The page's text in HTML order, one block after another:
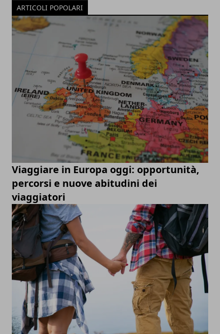
ARTICOLI POPOLARI
Viaggiare in Europa oggi: opportunità,
percorsi e nuove abitudini dei
viaggiatori